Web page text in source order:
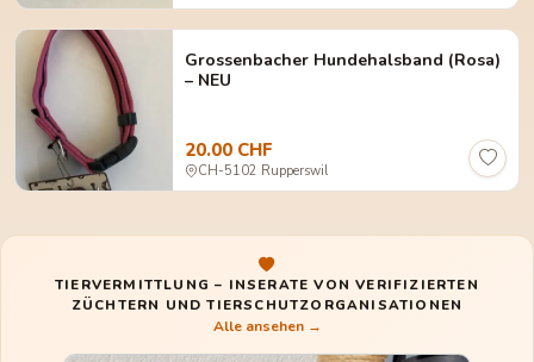
Grossenbacher Hundehalsband (Rosa)
– NEU
20.00 CHF
CH-5102 Rupperswil
TIERVERMITTLUNG – INSERATE VON VERIFIZIERTEN
ZÜCHTERN UND TIERSCHUTZORGANISATIONEN
Alle ansehen →